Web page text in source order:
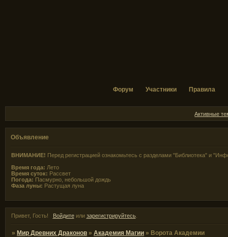
Форум Участники Правила
Активные
Объявление
ВНИМАНИЕ! Перед регистрацией ознакомьтесь с разделами "Библиотека" и
Время года: Лето
Время суток: Рассвет
Погода: Пасмурно, небольшой дождь
Фаза луны: Растущая луна
Привет, Гость! Войдитеили зарегистрируйтесь.
»Мир Древних Драконов »Академия Магии » Ворота Академии